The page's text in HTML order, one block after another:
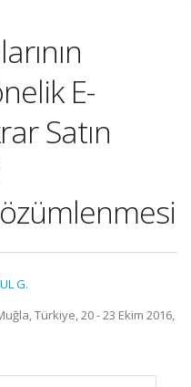
E-
Satın
G.
Türkiye, 20 - 23 Ekim 2016,